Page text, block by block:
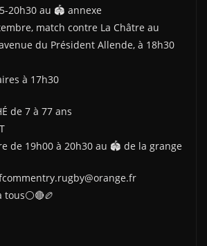
20h30 au 🏟 annexe
match contre La Châtre au
du Président Allende, à 18h30
à 17h30
de 7 à 77 ans
de 19h00 à 20h30 au 🏟 de la grange
tous⚪🔴🏉